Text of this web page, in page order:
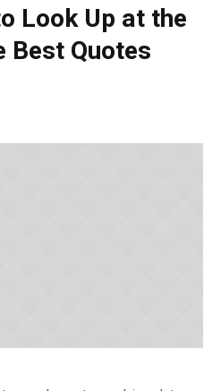
Look Up at the
Best Quotes